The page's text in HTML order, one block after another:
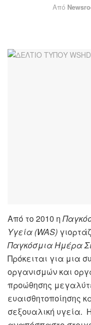
Από
Από το 2010 η
Υγεία (WAS)
Παγκόσμια Ημέρα
Πρόκειται για μια
οργανισμών και
προώθησης
ευαισθητοποίησης
σεξουαλική υγεία.